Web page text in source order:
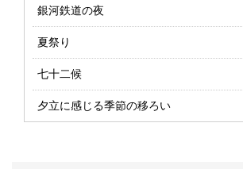
銀河鉄道の夜
夏祭り
七十二候
夕立に感じる季節の移ろい